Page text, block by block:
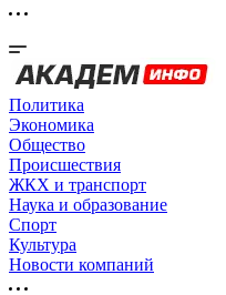
Политика
Экономика
Общество
Происшествия
ЖКХ и транспорт
Наука и образование
Спорт
Культура
Новости компаний